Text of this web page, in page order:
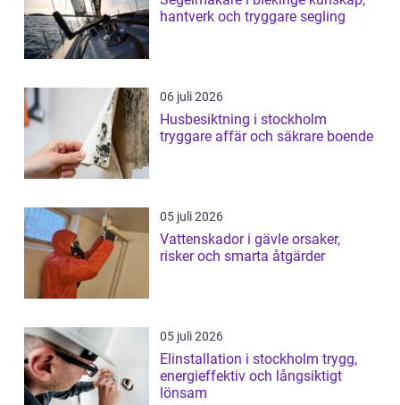
hantverk och tryggare segling
06 juli 2026
Husbesiktning i stockholm
tryggare affär och säkrare boende
05 juli 2026
Vattenskador i gävle orsaker,
risker och smarta åtgärder
05 juli 2026
Elinstallation i stockholm trygg,
energieffektiv och långsiktigt
lönsam